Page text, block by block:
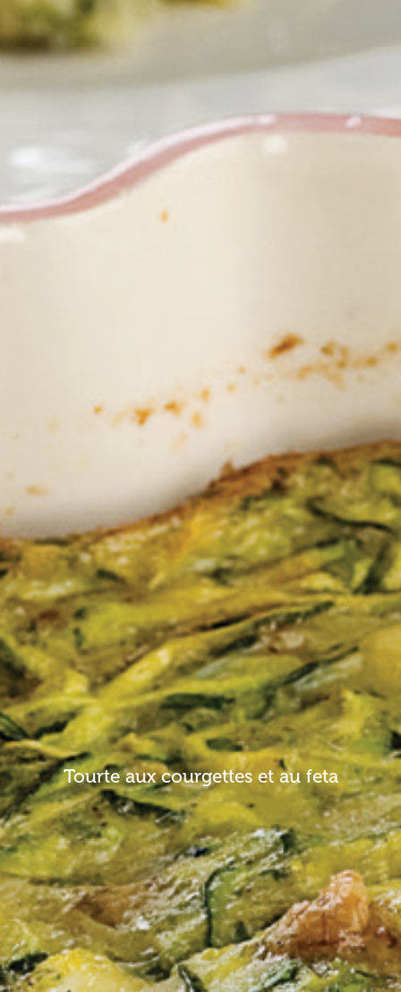
Tourte aux courgettes et au feta